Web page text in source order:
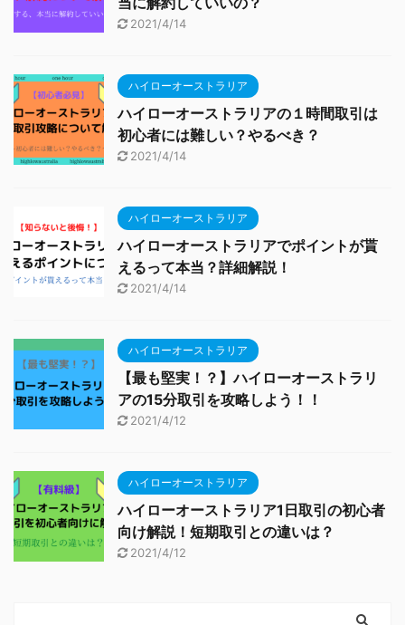
2021/4/14
ハイローオーストラリア
ハイローオーストラリアの１時間取引は
初心者には難しい？やるべき？
2021/4/14
ハイローオーストラリア
ハイローオーストラリアでポイントが貰
えるって本当？詳細解説！
2021/4/14
ハイローオーストラリア
【最も堅実！？】ハイローオーストラリ
アの15分取引を攻略しよう！！
2021/4/12
ハイローオーストラリア
ハイローオーストラリア1日取引の初心者
向け解説！短期取引との違いは？
2021/4/12